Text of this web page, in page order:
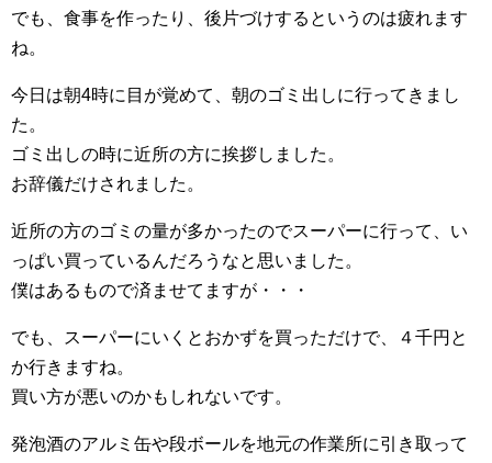
でも、食事を作ったり、後片づけするというのは疲れます
ね。
今日は朝4時に目が覚めて、朝のゴミ出しに行ってきまし
た。
ゴミ出しの時に近所の方に挨拶しました。
お辞儀だけされました。
近所の方のゴミの量が多かったのでスーパーに行って、い
っぱい買っているんだろうなと思いました。
僕はあるもので済ませてますが・・・
でも、スーパーにいくとおかずを買っただけで、４千円と
か行きますね。
買い方が悪いのかもしれないです。
発泡酒のアルミ缶や段ボールを地元の作業所に引き取って